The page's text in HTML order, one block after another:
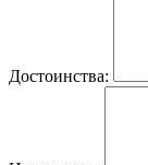
Достоинства: